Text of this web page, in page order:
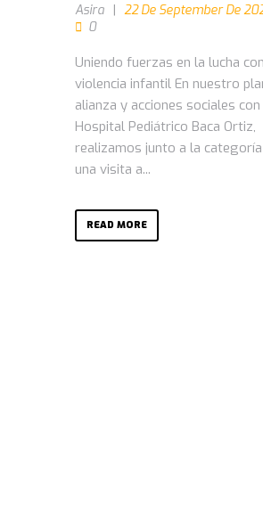
Asira
22 De September De
0
Uniendo fuerzas en la lucha
violencia infantil En nuestro
alianza y acciones sociales
Hospital Pediátrico Baca Ortiz,
realizamos junto a la categoría
una visita a...
READ MORE